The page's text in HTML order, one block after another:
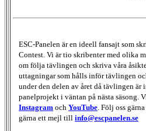
ESC-Panelen är en ideell fansajt som
Contest. Vi är tio skribenter med olika
om följa tävlingen och skriva våra
uttagningar som hålls inför tävlingen
under den delen av året då tävlingen
panelprojekt i väntan på nästa säsong.
Instagram och YouTube. Följ oss
gärna ett mejl till info@escpanelen.se